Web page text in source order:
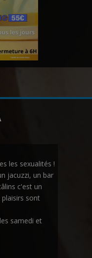
les sexualités !
jacuzzi, un bar
c'est un
sont
samedi et